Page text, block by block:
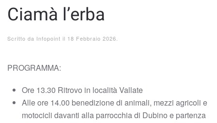
Ciamà l’erba
Scritto da Infopoint il 18 Febbraio 2026
PROGRAMMA:
Ore 13.30 Ritrovo in località Vallate
Alle ore 14.00 benedizione di animali, mezzi agricoli e
motocicli davanti alla parrocchia di Dubino e partenza